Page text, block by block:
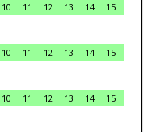
10 11 12 13 14
15
10 11 12 13 14
15
10 11 12 13 14
15